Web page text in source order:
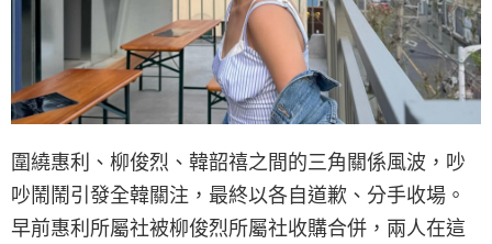
圍繞惠利、柳俊烈、韓韶禧之間的三角關係風波，吵
吵鬧鬧引發全韓關注，最終以各自道歉、分手收場。
早前惠利所屬社被柳俊烈所屬社收購合併，兩人在這